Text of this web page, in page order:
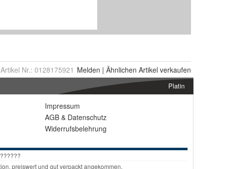
Artikel Nr.: 0128175921 Melden | Ähnlichen Artikel verkaufen
Platin
Impressum
AGB & Datenschutz
Widerrufsbelehrung